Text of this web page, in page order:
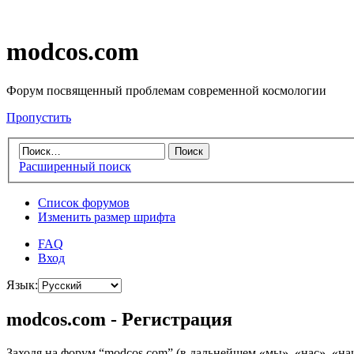
modcos.com
Форум посвященный проблемам современной космологии
Пропустить
Расширенный поиск
Список форумов
Изменить размер шрифта
FAQ
Вход
Язык:
modcos.com - Регистрация